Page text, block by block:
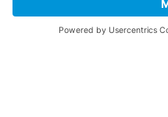
zu finden, die Sie
freuen, wenn Sie meine